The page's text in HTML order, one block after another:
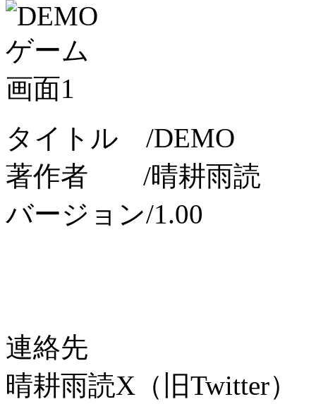
タイトル /DEMO
著作者 /晴耕雨読
バージョン/1.00
連絡先
晴耕雨読X（旧Twitter）